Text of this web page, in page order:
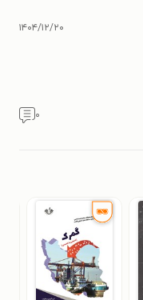
۱۴۰۴/۱۲/۲۰
۰